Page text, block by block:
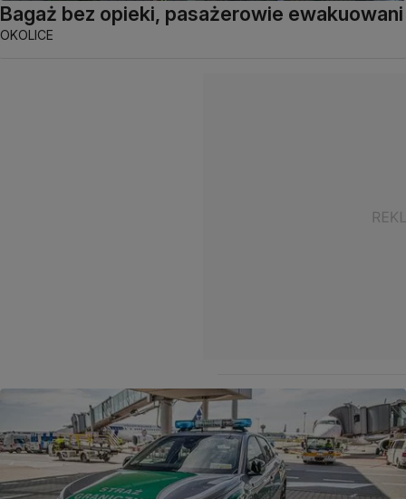
Bagaż bez opieki, pasażerowie ewakuowani
OKOLICE